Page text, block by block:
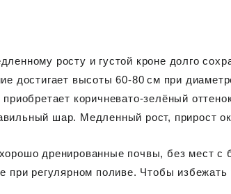
росту и густой кроне долго
достигает высоты 60-80 см при
коричневато-зелёный
шар. Медленный рост, прирост
дренированные почвы, без мест с
при регулярном поливе. Чтобы избежать